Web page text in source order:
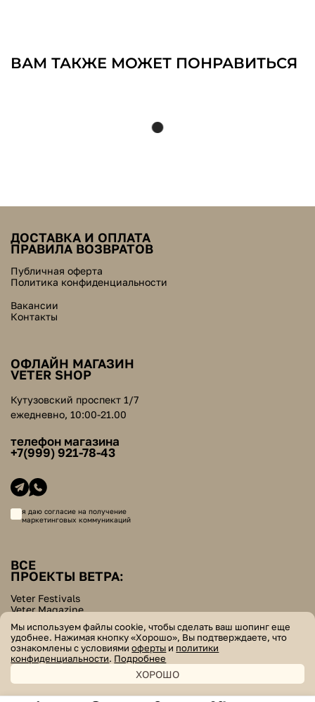
ВАМ ТАКЖЕ МОЖЕТ ПОНРАВИТЬСЯ
ДОСТАВКА И ОПЛАТА
ПРАВИЛА ВОЗВРАТОВ
Публичная оферта
Политика конфиденциальности
Вакансии
Контакты
ОФЛАЙН МАГАЗИН
VETER SHOP
Кутузовский проспект 1/7
ежедневно, 10:00-21.00
телефон магазина
+7(999) 921-78-43
я даю согласие на получение
маркетинговых коммуникаций
ВСЕ
ПРОЕКТЫ ВЕТРА:
Veter Festivals
Veter Magazine
Helpers Bazar
© veter. все права защищены
Мы используем файлы cookie, чтобы сделать ваш шопинг еще
удобнее. Нажимая кнопку «Хорошо», Вы подтверждаете, что
ознакомлены с условиямиоферты и политики
конфиденциальности. Подробнее
ХОРОШО